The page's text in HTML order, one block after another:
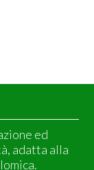
ed
adatta alla